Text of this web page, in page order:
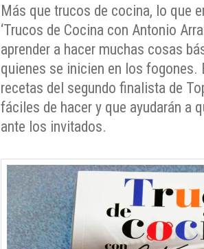
Más que trucos de cocina, lo que
‘Trucos de Cocina con Antonio
aprender a hacer muchas cosas
quienes se inicien en los fogones.
recetas del segundo finalista de
fáciles de hacer y que ayudarán a
ante los invitados.